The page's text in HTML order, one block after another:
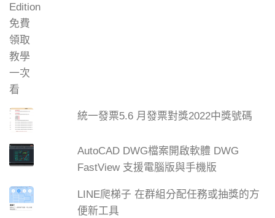
統一發票5.6 月發票對獎2022中獎號碼
AutoCAD DWG檔案開啟軟體 DWG
FastView 支援電腦版與手機版
LINE爬梯子 在群組分配任務或抽獎的方
便新工具